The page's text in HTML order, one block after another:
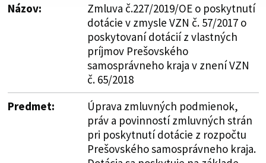
Názov:
Zmluva č.227/2019/OE o poskytnutí
dotácie v zmysle VZN č. 57/2017 o
poskytovaní dotácií z vlastných
príjmov Prešovského
samosprávneho kraja v znení VZN
č. 65/2018
Predmet:
Úprava zmluvných podmienok,
práv a povinností zmluvných strán
pri poskytnutí dotácie z rozpočtu
Prešovského samosprávneho kraja.